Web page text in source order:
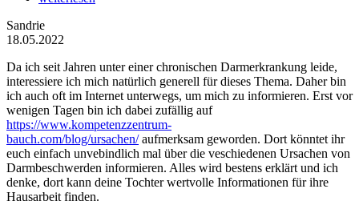
Sandrie
18.05.2022
Da ich seit Jahren unter einer chronischen Darmerkrankung leide,
interessiere ich mich natürlich generell für dieses Thema. Daher bin
ich auch oft im Internet unterwegs, um mich zu informieren. Erst vor
wenigen Tagen bin ich dabei zufällig auf
https://www.kompetenzzentrum-
bauch.com/blog/ursachen/aufmerksam geworden. Dort könntet ihr
euch einfach unvebindlich mal über die veschiedenen Ursachen von
Darmbeschwerden informieren. Alles wird bestens erklärt und ich
denke, dort kann deine Tochter wertvolle Informationen für ihre
Hausarbeit finden.